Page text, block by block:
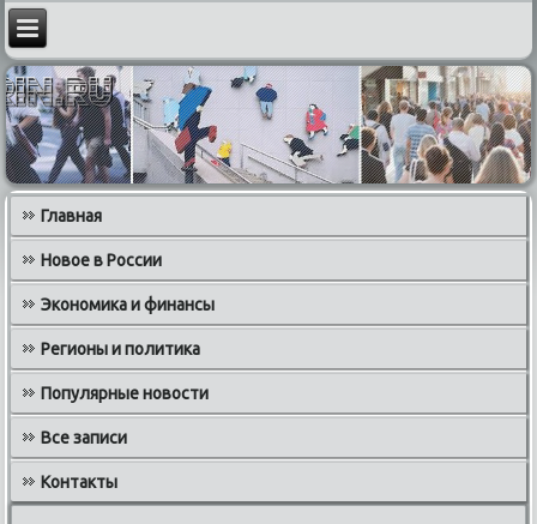
Главная
Новое в России
Экономика и финансы
Регионы и политика
Популярные новости
Все записи
Контакты